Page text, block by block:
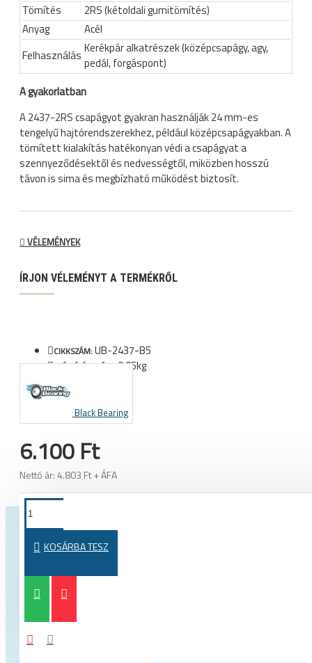
Tömítés
2RS (kétoldali gumitömítés)
Anyag
Acél
Felhasználás Kerékpár alkatrészek (középcsapágy, agy,
pedál, forgáspont)
A gyakorlatban
A 2437-2RS csapágyot gyakran használják 24 mm-es
tengelyű hajtórendszerekhez, például középcsapágyakban. A
tömített kialakítás hatékonyan védi a csapágyat a
szennyeződésektől és nedvességtől, miközben hosszú
távon is sima és megbízható működést biztosít.
VÉLEMÉNYEK
ÍRJON VÉLEMÉNYT A TERMÉKRŐL
CIKKSZÁM:UB-2437-B5
SZÁLLÍTÁSI SÚLY:0.05kg
Black Bearing
6.100 Ft
Nettó ár: 4.803 Ft + ÁFA
KOSÁRBA TESZ
TOVÁBBI TERMÉKEK EBBŐL A KATEGÓRIÁBÓL